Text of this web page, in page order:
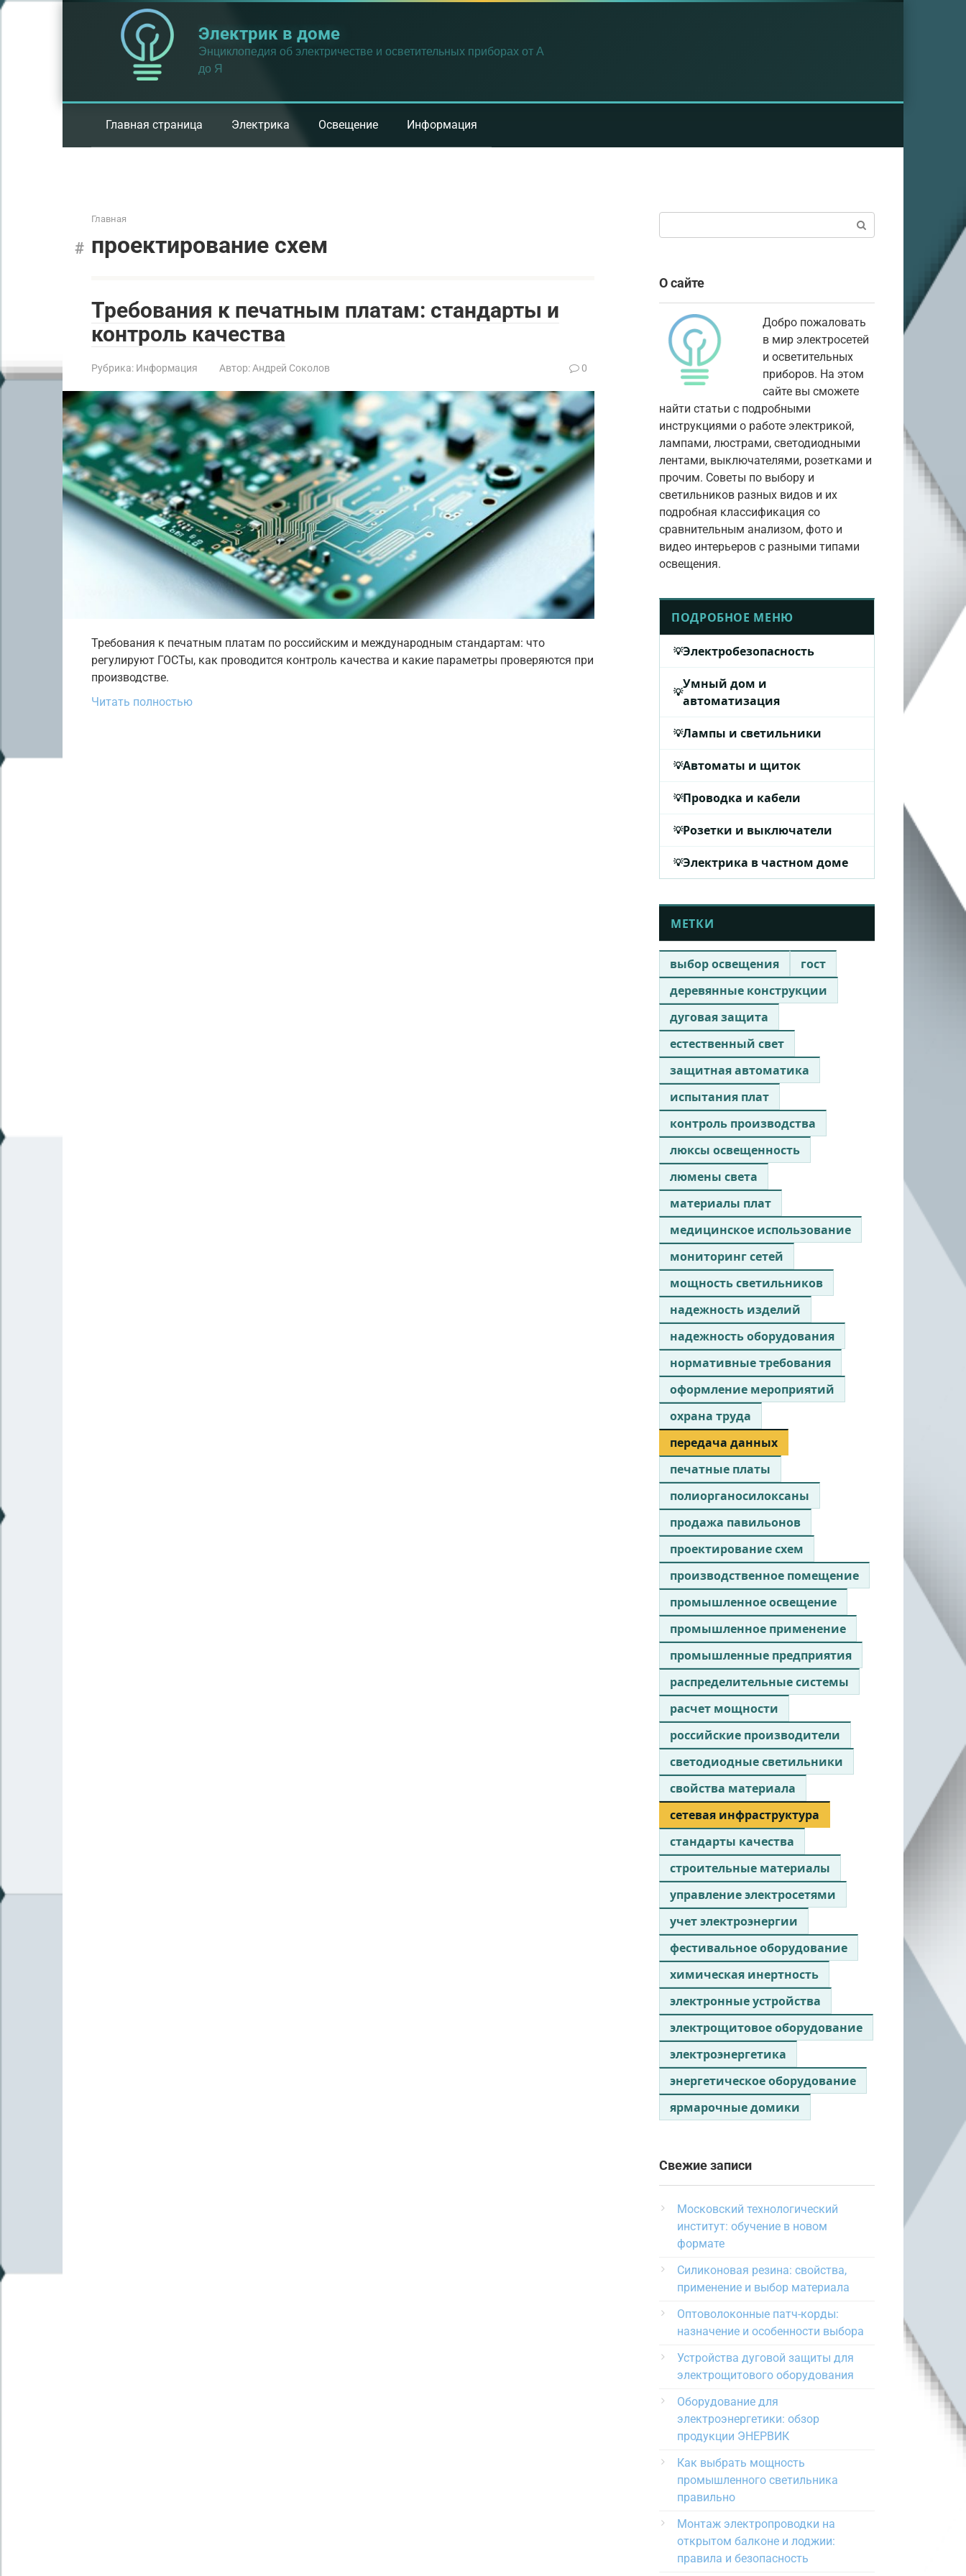
Перейти
Электрик в доме
Энциклопедия об электричестве и осветительных приборах от А
до Я
Главная страница Электрика Освещение Информация
Главная
проектирование схем
Требования к печатным платам: стандарты и
контроль качества
Рубрика: Информация Автор: Андрей Соколов 0
Требования к печатным платам по российским и международным стандартам: что
регулируют ГОСТы, как проводится контроль качества и какие параметры проверяются при
производстве.
Читать полностью
О сайте
Добро пожаловать
в мир электросетей
и осветительных
приборов. На этом
сайте вы сможете
найти статьи с подробными
инструкциями о работе электрикой,
лампами, люстрами, светодиодными
лентами, выключателями, розетками и
прочим. Советы по выбору и
светильников разных видов и их
подробная классификация со
сравнительным анализом, фото и
видео интерьеров с разными типами
освещения.
ПОДРОБНОЕ МЕНЮ
Электробезопасность
Умный дом и
автоматизация
Лампы и светильники
Автоматы и щиток
Проводка и кабели
Розетки и выключатели
Электрика в частном доме
МЕТКИ
выбор освещения
гост
деревянные конструкции
дуговая защита
естественный свет
защитная автоматика
испытания плат
контроль производства
люксы освещенность
люмены света
материалы плат
медицинское использование
мониторинг сетей
мощность светильников
надежность изделий
надежность оборудования
нормативные требования
оформление мероприятий
охрана труда
передача данных
печатные платы
полиорганосилоксаны
продажа павильонов
проектирование схем
производственное помещение
промышленное освещение
промышленное применение
промышленные предприятия
распределительные системы
расчет мощности
российские производители
светодиодные светильники
свойства материала
сетевая инфраструктура
стандарты качества
строительные материалы
управление электросетями
учет электроэнергии
фестивальное оборудование
химическая инертность
электронные устройства
электрощитовое оборудование
электроэнергетика
энергетическое оборудование
ярмарочные домики
Свежие записи
Московский технологический
институт: обучение в новом
формате
Силиконовая резина: свойства,
применение и выбор материала
Оптоволоконные патч-корды:
назначение и особенности выбора
Устройства дуговой защиты для
электрощитового оборудования
Оборудование для
электроэнергетики: обзор
продукции ЭНЕРВИК
Как выбрать мощность
промышленного светильника
правильно
Монтаж электропроводки на
открытом балконе и лоджии:
правила и безопасность